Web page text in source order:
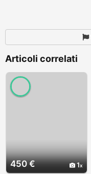
Articoli correlati
450 € 1